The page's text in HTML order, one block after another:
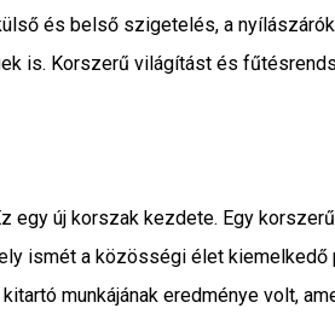
és belső szigetelés, a
is. Korszerű világítást és
egy új korszak kezdete. Egy
ismét a közösségi élet kiemelkedő
munkájának eredménye volt,